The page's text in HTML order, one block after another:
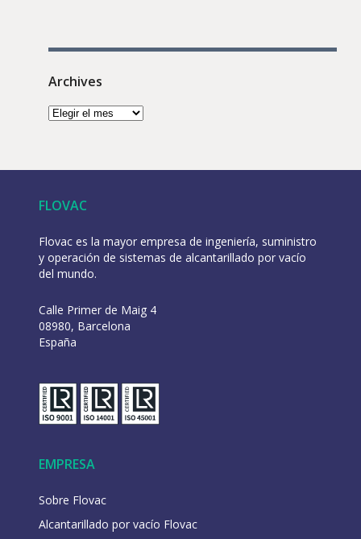
Archives
FLOVAC
Flovac es la mayor empresa de ingeniería, suministro
y operación de sistemas de alcantarillado por vacío
del mundo.
Calle Primer de Maig 4
08980, Barcelona
España
EMPRESA
Sobre Flovac
Alcantarillado por vacío Flovac